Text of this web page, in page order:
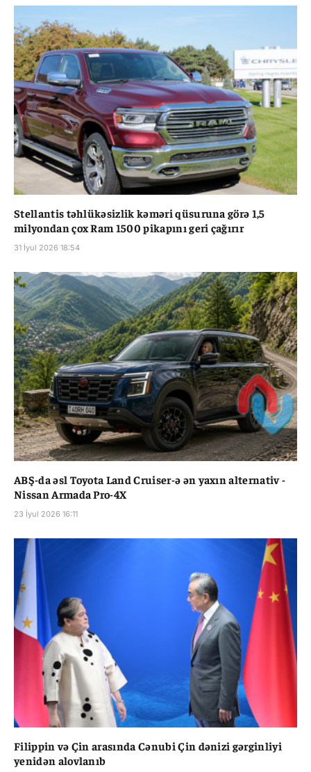
Stellantis təhlükəsizlik kəməri qüsuruna görə 1,5
milyondan çox Ram 1500 pikapını geri çağırır
31 İyul 2026 18:54
ABŞ-da əsl Toyota Land Cruiser-ə ən yaxın alternativ -
Nissan Armada Pro-4X
23 İyul 2026 16:11
Filippin və Çin arasında Cənubi Çin dənizi gərginliyi
yenidən alovlanıb